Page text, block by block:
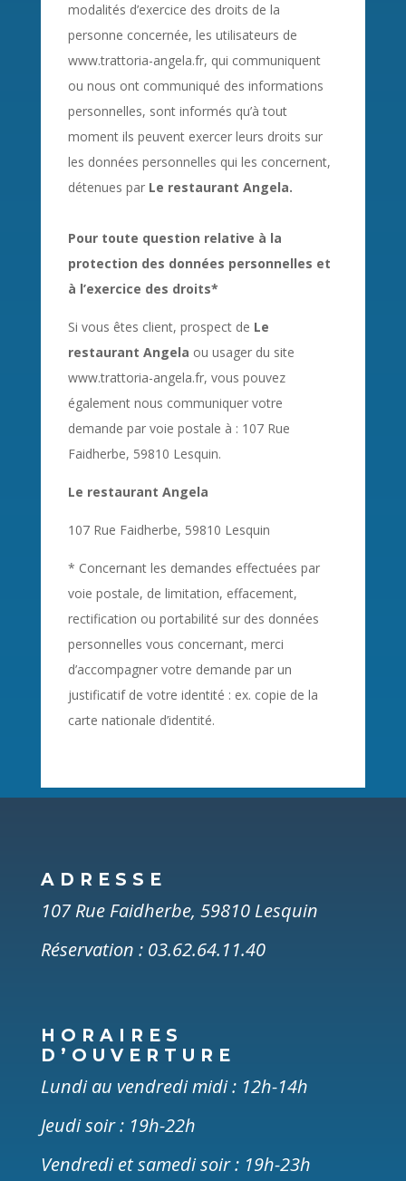
modalités d’exercice des droits de la
personne concernée, les utilisateurs de
www.trattoria-angela.fr, qui communiquent
ou nous ont communiqué des informations
personnelles, sont informés qu’à tout
moment ils peuvent exercer leurs droits sur
les données personnelles qui les concernent,
détenues par Le restaurant Angela.
Pour toute question relative à la
protection des données personnelles et
à l’exercice des droits*
Si vous êtes client, prospect de Le
restaurant Angela ou usager du site
www.trattoria-angela.fr, vous pouvez
également nous communiquer votre
demande par voie postale à : 107 Rue
Faidherbe, 59810 Lesquin.
Le restaurant Angela
107 Rue Faidherbe, 59810 Lesquin
* Concernant les demandes effectuées par
voie postale, de limitation, effacement,
rectification ou portabilité sur des données
personnelles vous concernant, merci
d’accompagner votre demande par un
justificatif de votre identité : ex. copie de la
carte nationale d’identité.
ADRESSE
107 Rue Faidherbe, 59810 Lesquin
Réservation : 03.62.64.11.40
HORAIRES
D’OUVERTURE
Lundi au vendredi midi : 12h-14h
Jeudi soir : 19h-22h
Vendredi et samedi soir : 19h-23h